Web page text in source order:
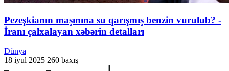
Pezeşkianın maşınına su qarışmış benzin vurulub? -
İranı çalxalayan xəbərin detalları
Dünya
18 iyul 2025 260 baxış